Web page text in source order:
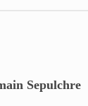
Sepulchre